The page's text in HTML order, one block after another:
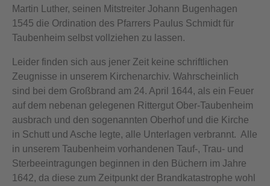
Martin Luther, seinen Mitstreiter Johann Bugenhagen
1545 die Ordination des Pfarrers Paulus Schmidt für
Taubenheim selbst vollziehen zu lassen.
Leider finden sich aus jener Zeit keine schriftlichen
Zeugnisse in unserem Kirchenarchiv. Wahrscheinlich
sind bei dem Großbrand am 24. April 1644, als ein Feuer
auf dem nebenan gelegenen Rittergut Ober-Taubenheim
ausbrach und den sogenannten Oberhof und die Kirche
in Schutt und Asche legte, alle Unterlagen verbrannt. Alle
in unserem Taubenheim vorhandenen Tauf-, Trau- und
Sterbeeintragungen beginnen in den Büchern im Jahre
1642, da diese zum Zeitpunkt der Brandkatastrophe wohl